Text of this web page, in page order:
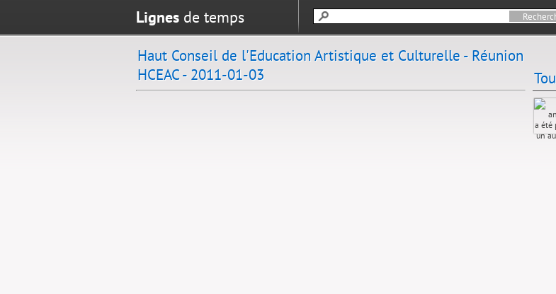
Lignes de temps
Haut Conseil de l'Education Artistique et Culturelle - Réunion
HCEAC - 2011-01-03